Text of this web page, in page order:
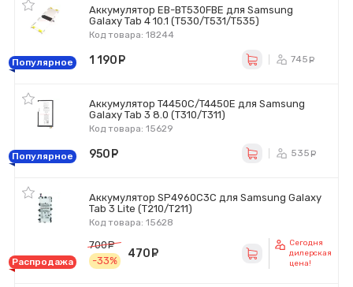
Аккумулятор EB-BT530FBE для Samsung
Galaxy Tab 4 10.1 (T530/T531/T535)
Код товара: 18244
Популярное 1 190 745
Аккумулятор T4450C/T4450E для Samsung
Galaxy Tab 3 8.0 (T310/T311)
Код товара: 15629
Популярное 950 535
Аккумулятор SP4960C3C для Samsung Galaxy
Tab 3 Lite (T210/T211)
Код товара: 15628
Распродажа
700
-33%
470
Сегодня
дилерская
цена!